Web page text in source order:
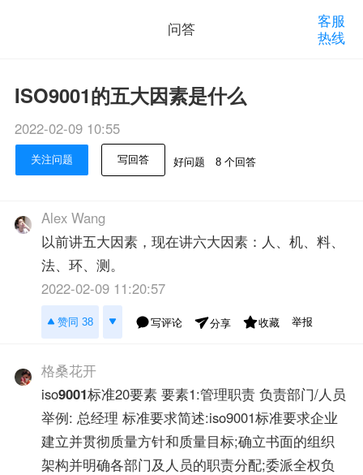
问答
客服
热线
ISO9001的五大因素是什么
2022-02-09 10:55
关注问题 写回答 好问题 8 个回答
Alex Wang
以前讲五大因素，现在讲六大因素：人、机、料、
法、环、测。
2022-02-09 11:20:57
赞同 38 写评论 分享 收藏 举报
格桑花开
iso9001标准20要素 要素1:管理职责 负责部门/人员
举例: 总经理 标准要求简述:iso9001标准要求企业
建立并贯彻质量方针和质量目标;确立书面的组织
架构并明确各部门及人员的职责分配;委派全权负